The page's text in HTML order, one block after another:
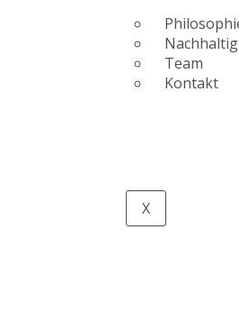
Team
Kontakt
X